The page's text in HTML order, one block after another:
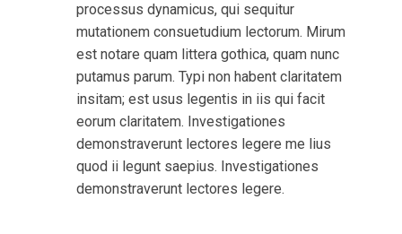
processus dynamicus, qui sequitur
mutationem consuetudium lectorum. Mirum
est notare quam littera gothica, quam nunc
putamus parum. Typi non habent claritatem
insitam; est usus legentis in iis qui facit
eorum claritatem. Investigationes
demonstraverunt lectores legere me lius
quod ii legunt saepius. Investigationes
demonstraverunt lectores legere.